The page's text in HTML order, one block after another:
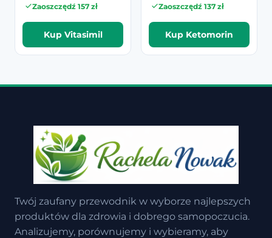
Zaoszczędź 157 zł
Kup Vitasimil
Zaoszczędź 137 zł
Kup Ketomorin
Twój zaufany przewodnik w wyborze najlepszych
produktów dla zdrowia i dobrego samopoczucia.
Analizujemy, porównujemy i wybieramy, aby